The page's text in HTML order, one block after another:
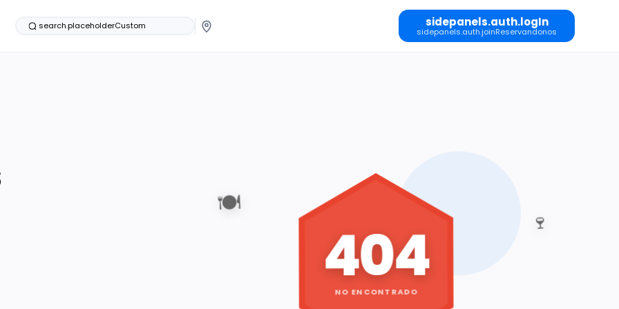
search.placeholderCustom sidepanels.auth.logIn
sidepanels.auth.joinReservandonos
🍽️
🍷
404
NO ENCONTRADO